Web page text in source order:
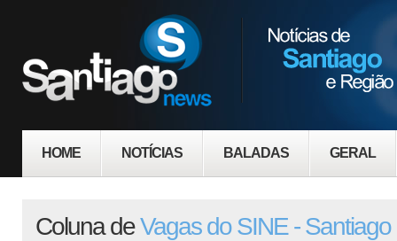
HOME NOTÍCIAS BALADAS GERAL
Coluna deVagas do SINE - Santiago